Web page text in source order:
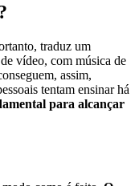
traduz um
vídeo, com música de
assim,
tentam ensinar há
para alcançar